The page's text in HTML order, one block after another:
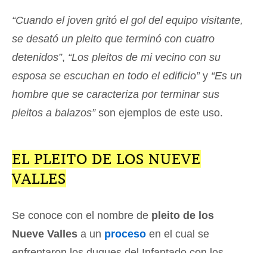
“Cuando el joven gritó el gol del equipo visitante,
se desató un pleito que terminó con cuatro
detenidos”, “Los pleitos de mi vecino con su
esposa se escuchan en todo el edificio” y “Es un
hombre que se caracteriza por terminar sus
pleitos a balazos”son ejemplos de este uso.
EL PLEITO DE LOS NUEVE
VALLES
Se conoce con el nombre de pleito de los
Nueve Valles a un proceso en el cual se